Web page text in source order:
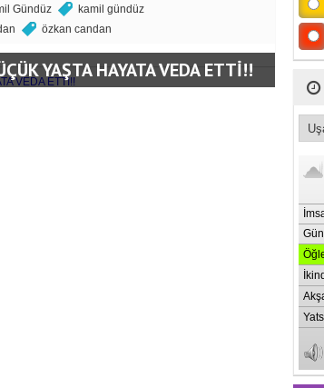
Gündüz
kamil gündüz
özkan candan
YAŞTA HAYATA VEDA ETTİ!!